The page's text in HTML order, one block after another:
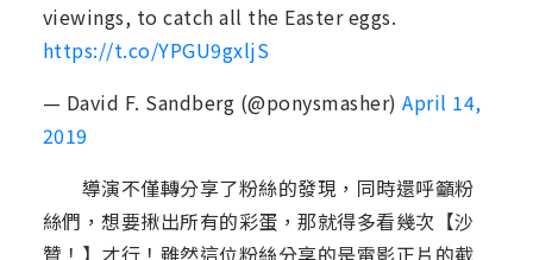
viewings, to catch all the Easter eggs.
https://t.co/YPGU9gxljS
— David F. Sandberg (@ponysmasher) April 14,
2019
導演不僅轉分享了粉絲的發現，同時還呼籲粉
絲們，想要揪出所有的彩蛋，那就得多看幾次【沙
贊！】才行！雖然這位粉絲分享的是電影正片的截